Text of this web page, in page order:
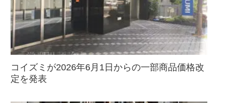
コイズミが2026年6月1日からの一部商品価格改
定を発表